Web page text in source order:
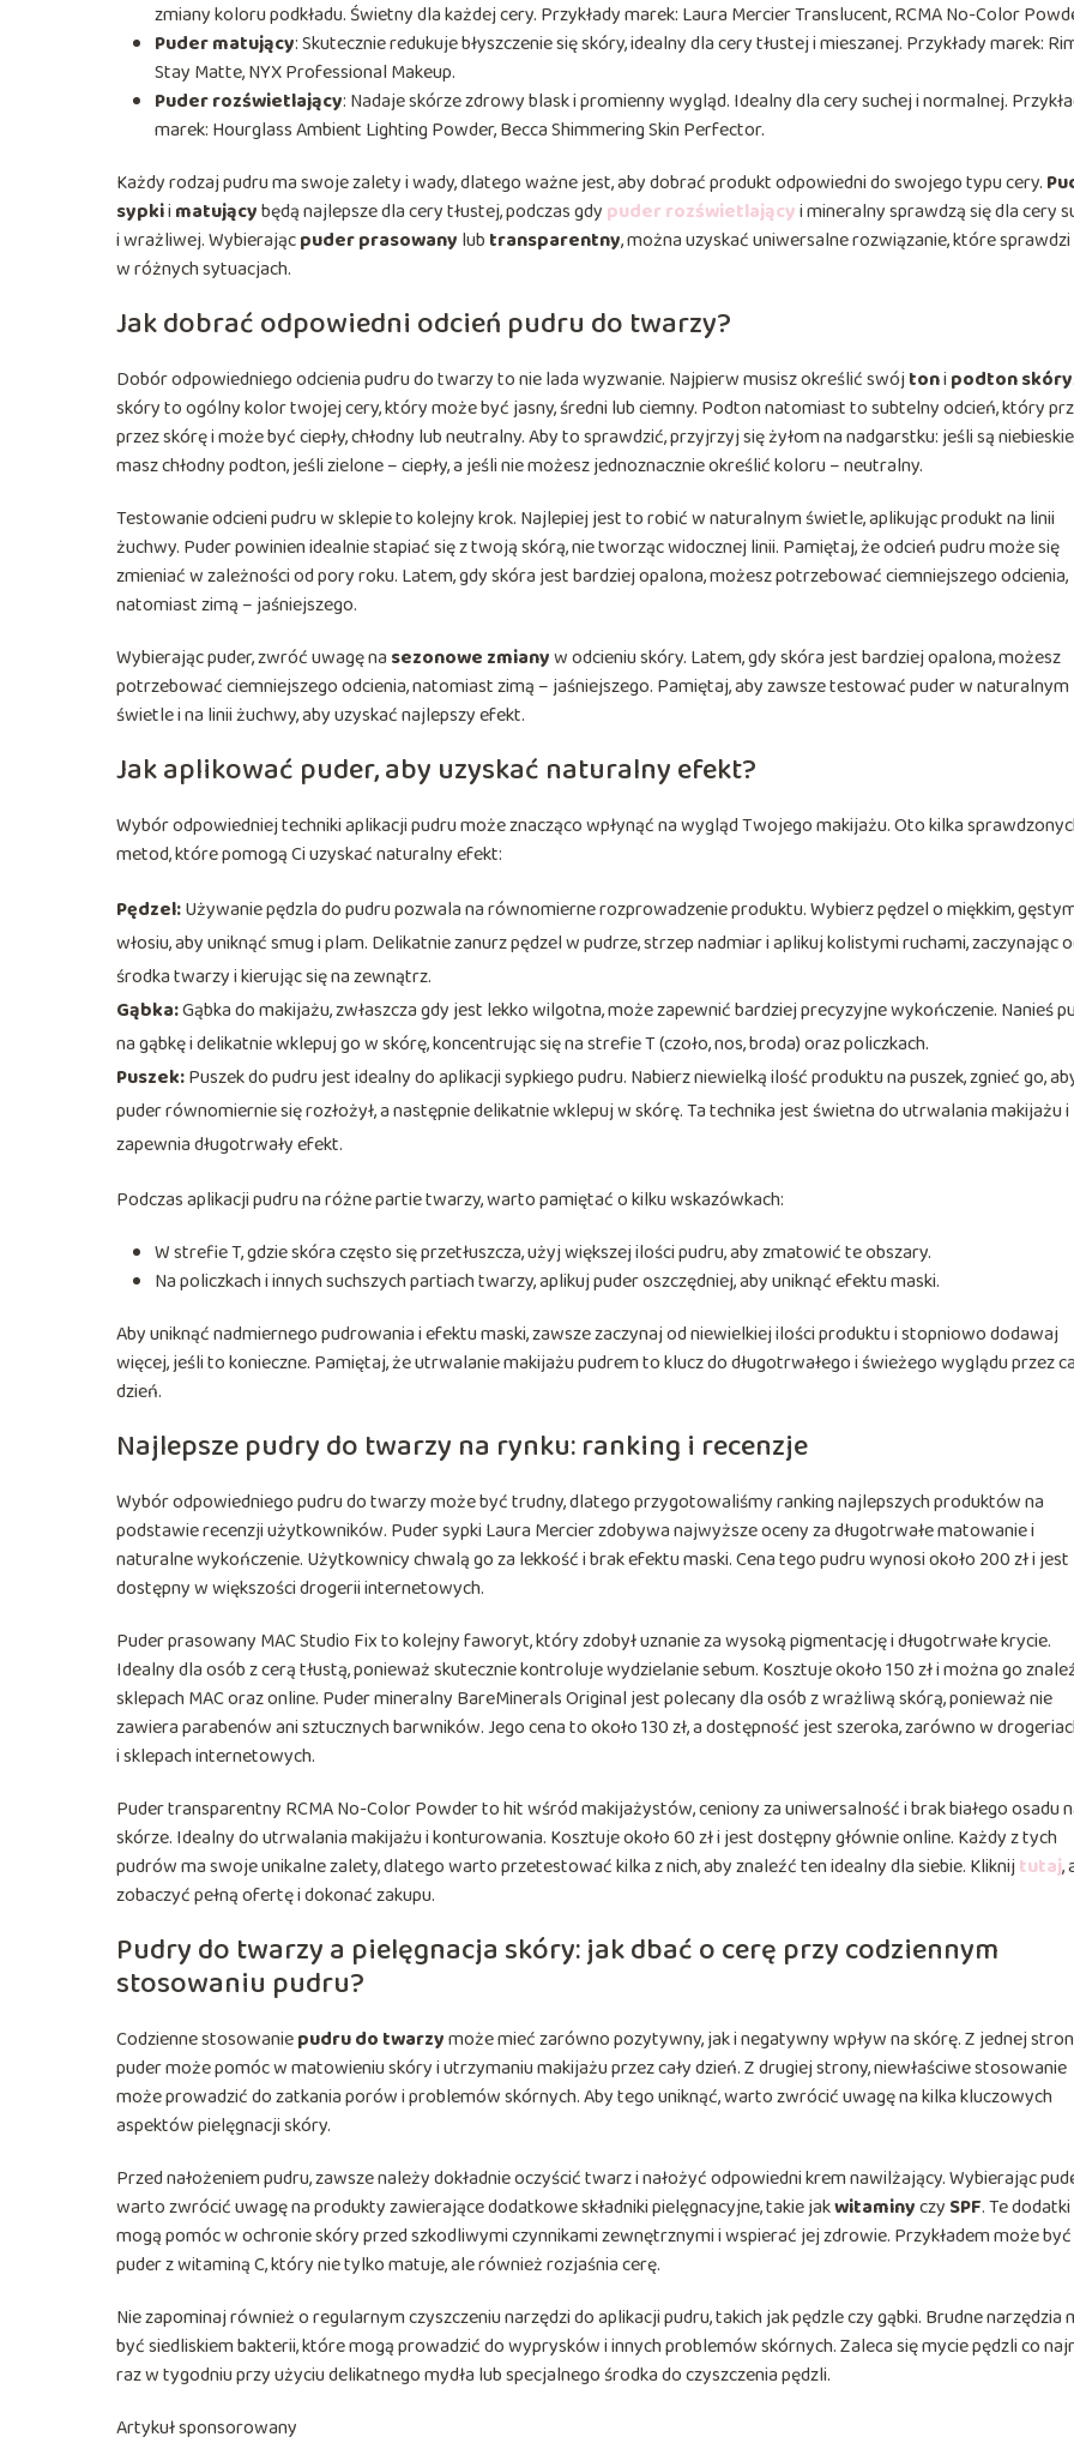
zmiany koloru podkładu. Świetny dla każdej cery. Przykłady marek: Laura Mercier Translucent, RCMA No-Color
Puder matujący: Skutecznie redukuje błyszczenie się skóry, idealny dla cery tłustej i mieszanej. Przykłady marek:
Stay Matte, NYX Professional Makeup.
Puder rozświetlający: Nadaje skórze zdrowy blask i promienny wygląd. Idealny dla cery suchej i normalnej.
marek: Hourglass Ambient Lighting Powder, Becca Shimmering Skin Perfector.
Każdy rodzaj pudru ma swoje zalety i wady, dlatego ważne jest, aby dobrać produkt odpowiedni do swojego typu cery.
sypkii matującybędą najlepsze dla cery tłustej, podczas gdy puder rozświetlającyi mineralny sprawdzą się dla cery
i wrażliwej. Wybierającpuder prasowany lub transparentny, można uzyskać uniwersalne rozwiązanie, które sprawdzi
w różnych sytuacjach.
Jak dobrać odpowiedni odcień pudru do twarzy?
Dobór odpowiedniego odcienia pudru do twarzy to nie lada wyzwanie. Najpierw musisz określić swójtoni podton skóry
skóry to ogólny kolor twojej cery, który może być jasny, średni lub ciemny. Podton natomiast to subtelny odcień, który
przez skórę i może być ciepły, chłodny lub neutralny. Aby to sprawdzić, przyjrzyj się żyłom na nadgarstku: jeśli są
masz chłodny podton, jeśli zielone – ciepły, a jeśli nie możesz jednoznacznie określić koloru – neutralny.
Testowanie odcieni pudru w sklepie to kolejny krok. Najlepiej jest to robić w naturalnym świetle, aplikując produkt na linii
żuchwy. Puder powinien idealnie stapiać się z twoją skórą, nie tworząc widocznej linii. Pamiętaj, że odcień pudru może się
zmieniać w zależności od pory roku. Latem, gdy skóra jest bardziej opalona, możesz potrzebować ciemniejszego odcienia,
natomiast zimą – jaśniejszego.
Wybierając puder, zwróć uwagę na sezonowe zmianyw odcieniu skóry. Latem, gdy skóra jest bardziej opalona, możesz
potrzebować ciemniejszego odcienia, natomiast zimą – jaśniejszego. Pamiętaj, aby zawsze testować puder w naturalnym
świetle i na linii żuchwy, aby uzyskać najlepszy efekt.
Jak aplikować puder, aby uzyskać naturalny efekt?
Wybór odpowiedniej techniki aplikacji pudru może znacząco wpłynąć na wygląd Twojego makijażu. Oto kilka
metod, które pomogą Ci uzyskać naturalny efekt:
Pędzel:Używanie pędzla do pudru pozwala na równomierne rozprowadzenie produktu. Wybierz pędzel o miękkim,
włosiu, aby uniknąć smug i plam. Delikatnie zanurz pędzel w pudrze, strzep nadmiar i aplikuj kolistymi ruchami, zaczynając
środka twarzy i kierując się na zewnątrz.
Gąbka:Gąbka do makijażu, zwłaszcza gdy jest lekko wilgotna, może zapewnić bardziej precyzyjne wykończenie. Nanieś
na gąbkę i delikatnie wklepuj go w skórę, koncentrując się na strefie T (czoło, nos, broda) oraz policzkach.
Puszek:Puszek do pudru jest idealny do aplikacji sypkiego pudru. Nabierz niewielką ilość produktu na puszek, zgnieć go,
puder równomiernie się rozłożył, a następnie delikatnie wklepuj w skórę. Ta technika jest świetna do utrwalania makijażu i
zapewnia długotrwały efekt.
Podczas aplikacji pudru na różne partie twarzy, warto pamiętać o kilku wskazówkach:
W strefie T, gdzie skóra często się przetłuszcza, użyj większej ilości pudru, aby zmatowić te obszary.
Na policzkach i innych suchszych partiach twarzy, aplikuj puder oszczędniej, aby uniknąć efektu maski.
Aby uniknąć nadmiernego pudrowania i efektu maski, zawsze zaczynaj od niewielkiej ilości produktu i stopniowo dodawaj
więcej, jeśli to konieczne. Pamiętaj, że utrwalanie makijażu pudrem to klucz do długotrwałego i świeżego wyglądu przez
dzień.
Najlepsze pudry do twarzy na rynku: ranking i recenzje
Wybór odpowiedniego pudru do twarzy może być trudny, dlatego przygotowaliśmy ranking najlepszych produktów na
podstawie recenzji użytkowników. Puder sypki Laura Mercier zdobywa najwyższe oceny za długotrwałe matowanie i
naturalne wykończenie. Użytkownicy chwalą go za lekkość i brak efektu maski. Cena tego pudru wynosi około 200 zł i jest
dostępny w większości drogerii internetowych.
Puder prasowany MAC Studio Fix to kolejny faworyt, który zdobył uznanie za wysoką pigmentację i długotrwałe krycie.
Idealny dla osób z cerą tłustą, ponieważ skutecznie kontroluje wydzielanie sebum. Kosztuje około 150 zł i można go
sklepach MAC oraz online. Puder mineralny BareMinerals Original jest polecany dla osób z wrażliwą skórą, ponieważ nie
zawiera parabenów ani sztucznych barwników. Jego cena to około 130 zł, a dostępność jest szeroka, zarówno w
i sklepach internetowych.
Puder transparentny RCMA No-Color Powder to hit wśród makijażystów, ceniony za uniwersalność i brak białego osadu
skórze. Idealny do utrwalania makijażu i konturowania. Kosztuje około 60 zł i jest dostępny głównie online. Każdy z tych
pudrów ma swoje unikalne zalety, dlatego warto przetestować kilka z nich, aby znaleźć ten idealny dla siebie. Kliknijtutaj,
zobaczyć pełną ofertę i dokonać zakupu.
Pudry do twarzy a pielęgnacja skóry: jak dbać o cerę przy codziennym
stosowaniu pudru?
Codzienne stosowaniepudru do twarzymoże mieć zarówno pozytywny, jak i negatywny wpływ na skórę. Z jednej
puder może pomóc w matowieniu skóry i utrzymaniu makijażu przez cały dzień. Z drugiej strony, niewłaściwe stosowanie
może prowadzić do zatkania porów i problemów skórnych. Aby tego uniknąć, warto zwrócić uwagę na kilka kluczowych
aspektów pielęgnacji skóry.
Przed nałożeniem pudru, zawsze należy dokładnie oczyścić twarz i nałożyć odpowiedni krem nawilżający. Wybierając
warto zwrócić uwagę na produkty zawierające dodatkowe składniki pielęgnacyjne, takie jakwitaminyczy SPF. Te dodatki
mogą pomóc w ochronie skóry przed szkodliwymi czynnikami zewnętrznymi i wspierać jej zdrowie. Przykładem może być
puder z witaminą C, który nie tylko matuje, ale również rozjaśnia cerę.
Nie zapominaj również o regularnym czyszczeniu narzędzi do aplikacji pudru, takich jak pędzle czy gąbki. Brudne narzędzia
być siedliskiem bakterii, które mogą prowadzić do wyprysków i innych problemów skórnych. Zaleca się mycie pędzli co
raz w tygodniu przy użyciu delikatnego mydła lub specjalnego środka do czyszczenia pędzli.
Artykuł sponsorowany